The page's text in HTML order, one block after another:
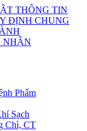
THÔNG TIN
ĐỊNH CHUNG
NHẬN
Phẩm
Sạch
Chì, CT